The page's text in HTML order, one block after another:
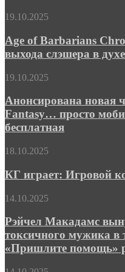
эпика
Age
Barbarians
Chronicles
—
и
выхода
слэшера
в
классики
жанра
19.10.2025
Age of Barbarians
выхода слэшера в
Анонсирована
часть
Dissidia
Final
Fantasy…
мобильная
условно-
19.10.2025
Анонсирована новая
Fantasy… просто
бесплатная
КГ
Игровой
коллаж
№
164
18.10.2025
КГ играет: Игровой
Рэйчел
вынуждена
токсичного
мужика
14.10.2025
Рэйчел Макадамс
токсичного мужика в
«Пришлите помощь»